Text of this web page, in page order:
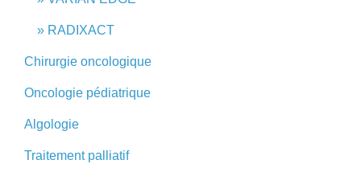
RADIXACT
Chirurgie oncologique
Oncologie pédiatrique
Algologie
Traitement palliatif